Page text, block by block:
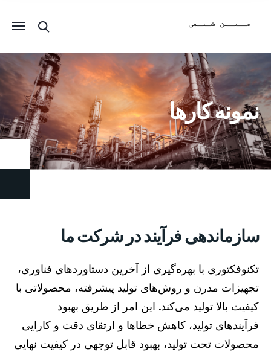
نمونه کارها
سازماندهی فرآیند در شرکت ما
تکنوفکتوری با بهره‌گیری از آخرین دستاوردهای فناوری،
تجهیزات مدرن و روش‌های تولید پیشرفته، محصولاتی با
کیفیت بالا تولید می‌کند. این امر از طریق بهبود
فرآیندهای تولید، کاهش خطاها و ارتقای دقت و کارایی
محصولات تحت تولید، بهبود قابل توجهی در کیفیت نهایی